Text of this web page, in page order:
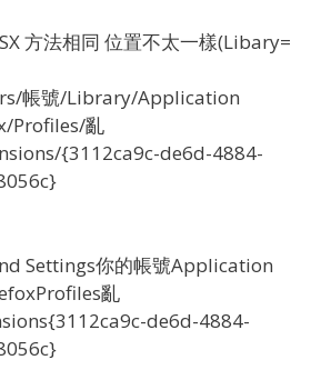
方法相同 位置不太一樣(Libary=
帳號/Library/Application
Profiles/亂
{3112ca9c-de6d-4884-
Settings你的帳號Application
亂
de6d-4884-